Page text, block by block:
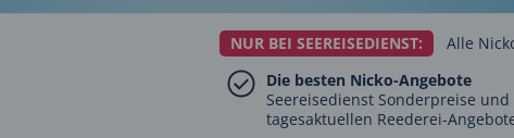
NUR BEI SEEREISEDIENST:
Alle
Die besten Nicko-Angebote
Seereisedienst Sonderpreise und
tagesaktuellen Reederei-